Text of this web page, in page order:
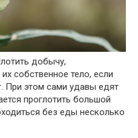
добычу,
собственное тело, если
При этом сами удавы едят
проглотить большой
без еды несколько